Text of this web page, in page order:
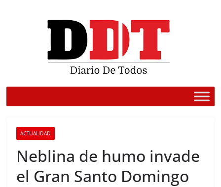
ACTUALIDAD
Neblina de humo invade
el Gran Santo Domingo